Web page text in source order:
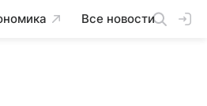
Все новости